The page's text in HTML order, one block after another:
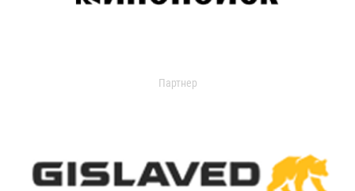
Партнер